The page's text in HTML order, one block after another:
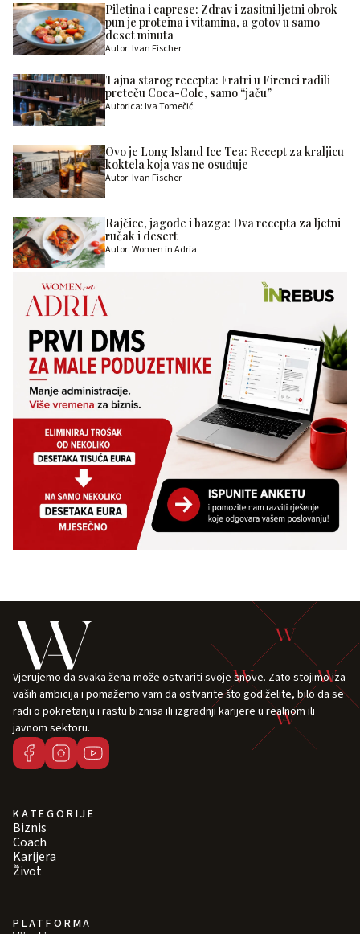
Piletina i caprese: Zdrav i zasitni ljetni obrok
pun je proteina i vitamina, a gotov u samo
deset minuta
Autor: Ivan Fischer
Tajna starog recepta: Fratri u Firenci radili
preteču Coca-Cole, samo “jaču”
Autorica: Iva Tomečić
Ovo je Long Island Ice Tea: Recept za kraljicu
koktela koja vas ne osuđuje
Autor: Ivan Fischer
Rajčice, jagode i bazga: Dva recepta za ljetni
ručak i desert
Autor: Women in Adria
Vjerujemo da svaka žena može ostvariti svoje snove. Zato stojimo iza
vaših ambicija i pomažemo vam da ostvarite što god želite, bilo da se
radi o pokretanju i rastu biznisa ili izgradnji karijere u realnom ili
javnom sektoru.
KATEGORIJE
Biznis
Coach
Karijera
Život
PLATFORMA